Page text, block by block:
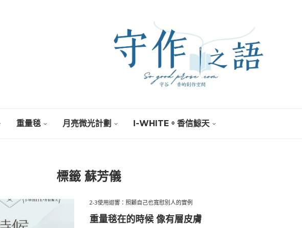
重量毯 月亮微光計劃 I-WHITE。香信鯨天
標籤蘇芳儀
2-3使用迴響：照顧自己也寬慰別人的實例
重量毯在的時候 像有層皮膚